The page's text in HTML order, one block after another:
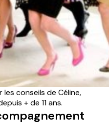
conseils de Céline,
+ de 11 ans.